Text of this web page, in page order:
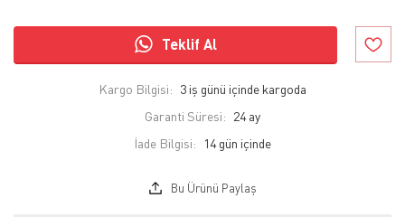
Teklif Al
Kargo Bilgisi: 3 iş günü içinde kargoda
Garanti Süresi: 24 ay
İade Bilgisi:
Bu Ürünü Paylaş